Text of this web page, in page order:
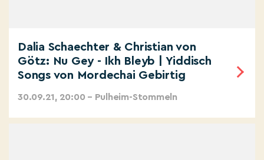
Dalia Schaechter & Christian von
Götz: Nu Gey - Ikh Bleyb | Yiddisch
Songs von Mordechai Gebirtig
30.09.21, 20:00 – Pulheim-Stommeln